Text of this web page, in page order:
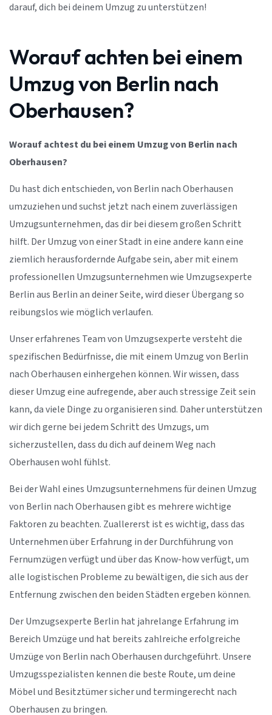
darauf, dich bei deinem Umzug zu unterstützen!
Worauf achten bei einem
Umzug von Berlin nach
Oberhausen?
Worauf achtest du bei einem Umzug von Berlin nach
Oberhausen?
Du hast dich entschieden, von Berlin nach Oberhausen
umzuziehen und suchst jetzt nach einem zuverlässigen
Umzugsunternehmen, das dir bei diesem großen Schritt
hilft. Der Umzug von einer Stadt in eine andere kann eine
ziemlich herausfordernde Aufgabe sein, aber mit einem
professionellen Umzugsunternehmen wie Umzugsexperte
Berlin aus Berlin an deiner Seite, wird dieser Übergang so
reibungslos wie möglich verlaufen.
Unser erfahrenes Team von Umzugsexperte versteht die
spezifischen Bedürfnisse, die mit einem Umzug von Berlin
nach Oberhausen einhergehen können. Wir wissen, dass
dieser Umzug eine aufregende, aber auch stressige Zeit sein
kann, da viele Dinge zu organisieren sind. Daher unterstützen
wir dich gerne bei jedem Schritt des Umzugs, um
sicherzustellen, dass du dich auf deinem Weg nach
Oberhausen wohl fühlst.
Bei der Wahl eines Umzugsunternehmens für deinen Umzug
von Berlin nach Oberhausen gibt es mehrere wichtige
Faktoren zu beachten. Zuallererst ist es wichtig, dass das
Unternehmen über Erfahrung in der Durchführung von
Fernumzügen verfügt und über das Know-how verfügt, um
alle logistischen Probleme zu bewältigen, die sich aus der
Entfernung zwischen den beiden Städten ergeben können.
Der Umzugsexperte Berlin hat jahrelange Erfahrung im
Bereich Umzüge und hat bereits zahlreiche erfolgreiche
Umzüge von Berlin nach Oberhausen durchgeführt. Unsere
Umzugsspezialisten kennen die beste Route, um deine
Möbel und Besitztümer sicher und termingerecht nach
Oberhausen zu bringen.